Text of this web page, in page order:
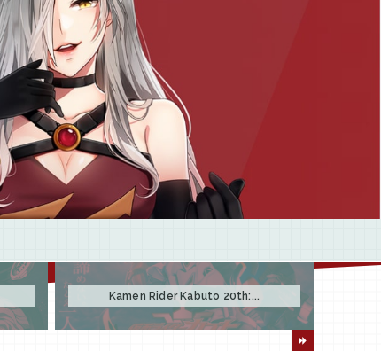
Kamen Rider Kabuto 20th:...